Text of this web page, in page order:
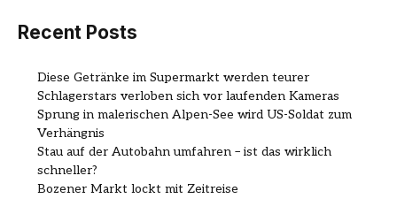
Recent Posts
Diese Getränke im Supermarkt werden teurer
Schlagerstars verloben sich vor laufenden Kameras
Sprung in malerischen Alpen-See wird US-Soldat zum
Verhängnis
Stau auf der Autobahn umfahren – ist das wirklich
schneller?
Bozener Markt lockt mit Zeitreise